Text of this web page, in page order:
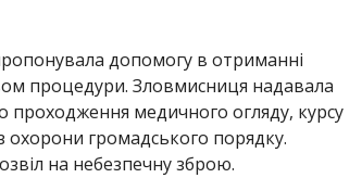
допомогу в отриманні
процедури. Зловмисниця надавала
проходження медичного огляду, курсу
охорони громадського порядку.
на небезпечну зброю.